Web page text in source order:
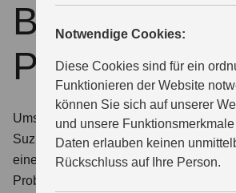
Notwendige Cookies:
Diese Cookies sind für ein
Funktionieren der Website
können Sie sich auf unserer
und unsere
Daten erlauben keinen
Rückschluss auf Ihre Person.
Beratung und
Umschauen, einsteigen, losfahren. Wir
Suzuki Modelle gerne aus nächster
einem persönlichen
Probefahrt. Teilen Sie uns hierfür